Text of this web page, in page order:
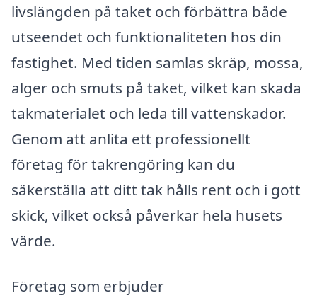
livslängden på taket och förbättra både
utseendet och funktionaliteten hos din
fastighet. Med tiden samlas skräp, mossa,
alger och smuts på taket, vilket kan skada
takmaterialet och leda till vattenskador.
Genom att anlita ett professionellt
företag för takrengöring kan du
säkerställa att ditt tak hålls rent och i gott
skick, vilket också påverkar hela husets
värde.
Företag som erbjuder